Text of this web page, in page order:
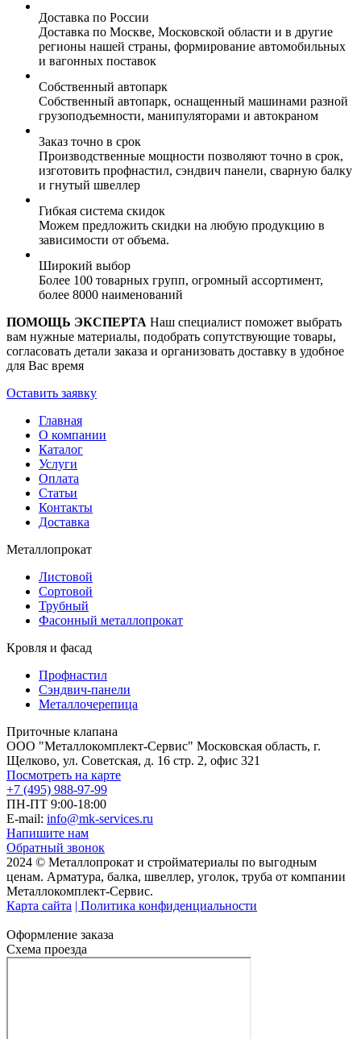
Доставка по России
Доставка по Москве, Московской области и в другие
регионы нашей страны, формирование автомобильных
и вагонных поставок
Собственный автопарк
Собственный автопарк, оснащенный машинами разной
грузоподъемности, манипуляторами и автокраном
Заказ точно в срок
Производственные мощности позволяют точно в срок,
изготовить профнастил, сэндвич панели, сварную балку
и гнутый швеллер
Гибкая система скидок
Можем предложить скидки на любую продукцию в
зависимости от объема.
Широкий выбор
Более 100 товарных групп, огромный ассортимент,
более 8000 наименований
ПОМОЩЬ ЭКСПЕРТА Наш специалист поможет выбрать
вам нужные материалы, подобрать сопутствующие товары,
согласовать детали заказа и организовать доставку в удобное
для Вас время
Оставить заявку
Главная
О компании
Каталог
Услуги
Оплата
Статьи
Контакты
Доставка
Металлопрокат
Листовой
Сортовой
Трубный
Фасонный металлопрокат
Кровля и фасад
Профнастил
Сэндвич-панели
Металлочерепица
Приточные клапана
ООО "Металлокомплект-Сервис" Московская область, г.
Щелково, ул. Советская, д. 16 стр. 2, офис 321
Посмотреть на карте
+7 (495) 988-97-99
ПН-ПТ 9:00-18:00
E-mail: info@mk-services.ru
Напишите нам
Обратный звонок
2024 © Металлопрокат и стройматериалы по выгодным
ценам. Арматура, балка, швеллер, уголок, труба от компании
Металлокомплект-Сервис.
Карта сайта | Политика конфиденциальности
Оформление заказа
Схема проезда